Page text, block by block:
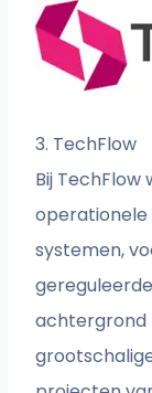
3. TechFlow
Bij
operationele
systemen,
achtergrond